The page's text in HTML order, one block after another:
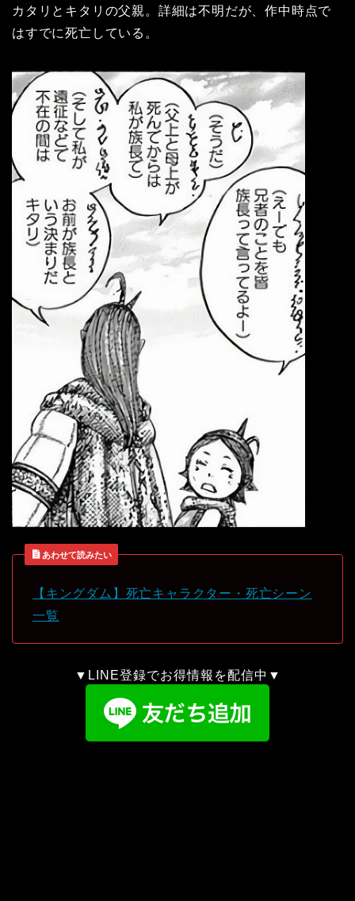
カタリとキタリの父親。詳細は不明だが、作中時点で
はすでに死亡している。
あわせて読みたい
【キングダム】死亡キャラクター・死亡シーン
一覧
▼LINE登録でお得情報を配信中▼